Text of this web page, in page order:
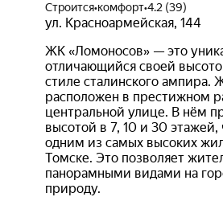
Строится•комфорт•4.2 (39)
ул. Красноармейская, 144
ЖК «Ломоносов» — это
отличающийся своей
стиле сталинского ампира.
расположен в престижном
центральной улице. В нём
высотой в 7, 10 и 30 этажей,
одним из самых высоких
Томске. Это позволяет
панорамными видами на
природу.